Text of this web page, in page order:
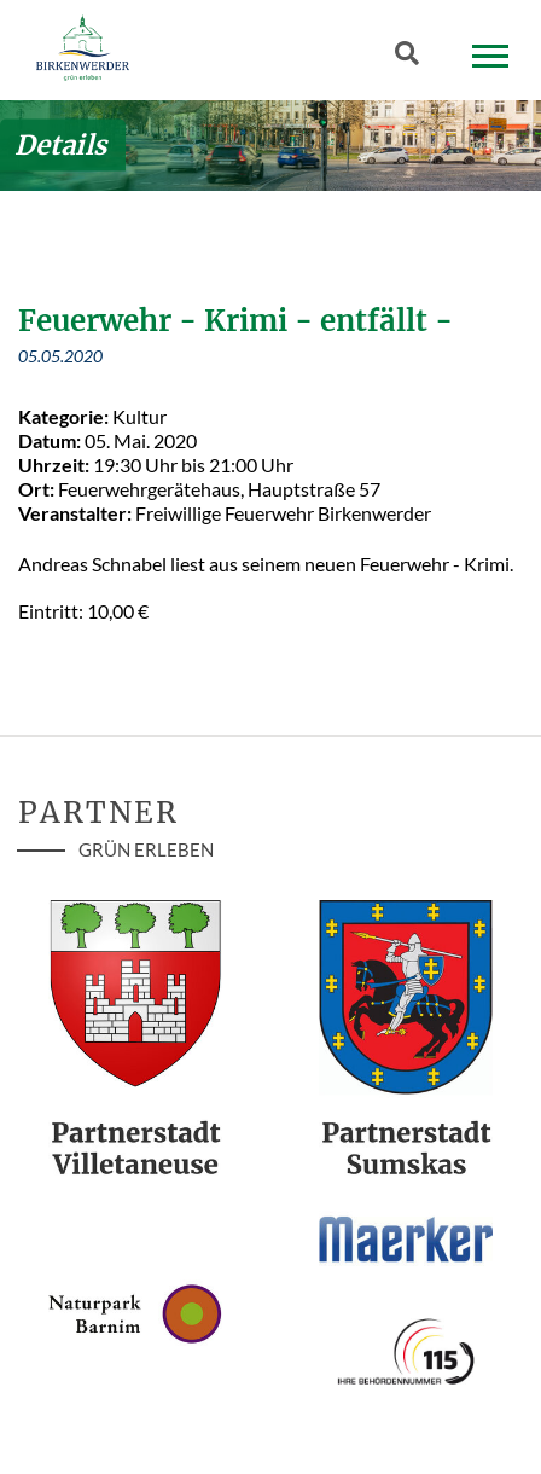
Zum Hauptinhalt springen
Suchbegriff
Details
Feuerwehr - Krimi - entfällt -
05.05.2020
Kategorie: Kultur
Datum:05. Mai. 2020
Uhrzeit: 19:30 Uhr bis 21:00 Uhr
Ort: Feuerwehrgerätehaus, Hauptstraße 57
Veranstalter: Freiwillige Feuerwehr Birkenwerder
Andreas Schnabel liest aus seinem neuen Feuerwehr - Krimi.
Eintritt: 10,00 €
PARTNER
GRÜN ERLEBEN